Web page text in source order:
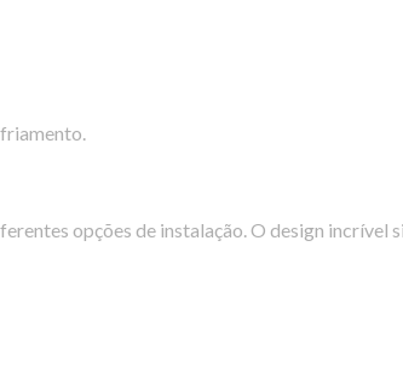
opções de instalação. O design incrível